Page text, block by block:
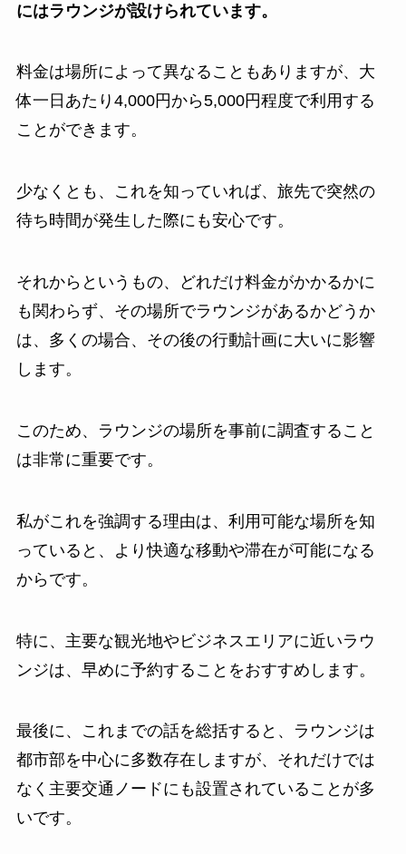
にはラウンジが設けられています。
料金は場所によって異なることもありますが、大
体一日あたり4,000円から5,000円程度で利用する
ことができます。
少なくとも、これを知っていれば、旅先で突然の
待ち時間が発生した際にも安心です。
それからというもの、どれだけ料金がかかるかに
も関わらず、その場所でラウンジがあるかどうか
は、多くの場合、その後の行動計画に大いに影響
します。
このため、ラウンジの場所を事前に調査すること
は非常に重要です。
私がこれを強調する理由は、利用可能な場所を知
っていると、より快適な移動や滞在が可能になる
からです。
特に、主要な観光地やビジネスエリアに近いラウ
ンジは、早めに予約することをおすすめします。
最後に、これまでの話を総括すると、ラウンジは
都市部を中心に多数存在しますが、それだけでは
なく主要交通ノードにも設置されていることが多
いです。